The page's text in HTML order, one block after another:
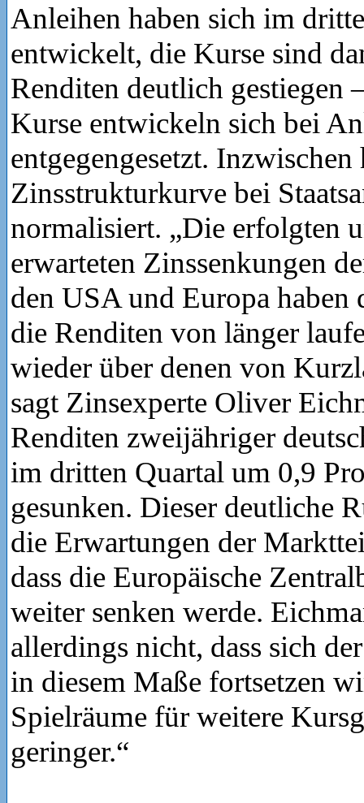
Anleihen haben sich im
entwickelt, die Kurse sind
Renditen deutlich
Kurse entwickeln sich bei
entgegengesetzt. Inzwischen
Zinsstrukturkurve bei
normalisiert. „Die erfolgten
erwarteten Zinssenkungen
den USA und Europa haben
die Renditen von länger
wieder über denen von
sagt Zinsexperte Oliver
Renditen zweijähriger
im dritten Quartal um 0,9
gesunken. Dieser deutliche
die Erwartungen der
dass die Europäische
weiter senken werde.
allerdings nicht, dass sich
in diesem Maße fortsetzen
Spielräume für weitere
geringer.“